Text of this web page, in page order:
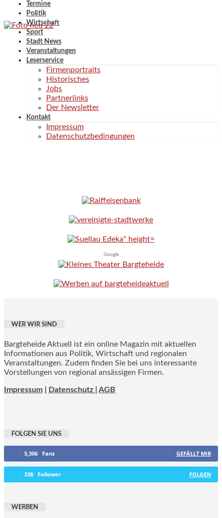
Termine
Politik
Wirtschaft
Sport
Stadt News
Veranstaltungen
Leserservice
Firmenportraits
Historisches
Jobs
Partnerlinks
Der Newsletter
Kontakt
Impressum
Datenschutzbedingungen
Google
WER WIR SIND
Bargteheide Aktuell ist ein online Magazin mit aktuellen
Informationen aus Politik, Wirtschaft und regionalen
Veranstaltungen. Zudem finden Sie bei uns interessante
Vorstellungen von regional ansässigen Firmen.
Impressum Datenschutz | AGB
FOLGEN SIE UNS
5,306 Fans GEFÄLLT MIR
338 Follower FOLGEN
WERBEN